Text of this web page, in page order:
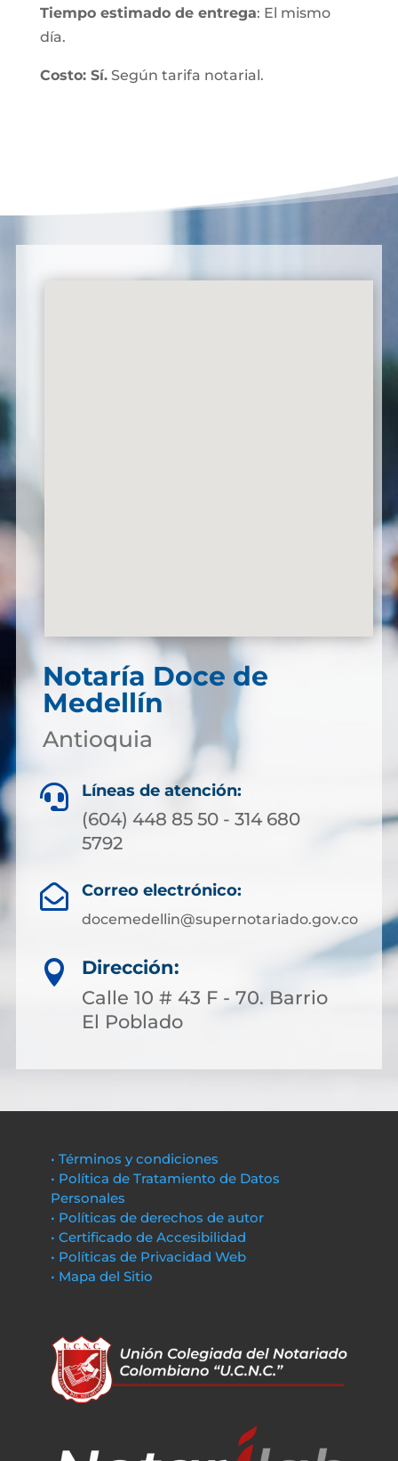
Tiempo estimado de entrega: El mismo
día.
Costo: Sí.Según tarifa notarial.
Notaría Doce de
Medellín
Antioquia
 Líneas de atención:
(604) 448 85 50 - 314 680
5792
 Correo electrónico:
docemedellin@supernotariado.gov.co

Dirección:
Calle 10 # 43 F - 70. Barrio
El Poblado
• Términos y condiciones
• Política de Tratamiento de Datos
Personales
• Políticas de derechos de autor
• Certificado de Accesibilidad
• Políticas de Privacidad Web
• Mapa del Sitio